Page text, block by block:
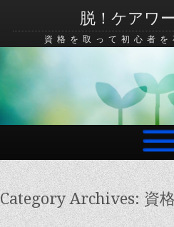
脱！ケアワ
資格を取って初心者を
Skip to content
Category Archives:資